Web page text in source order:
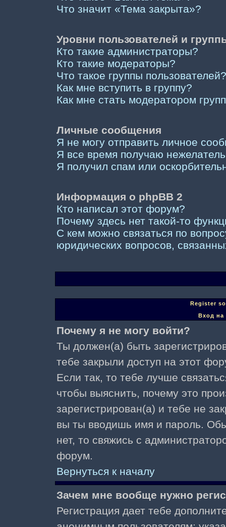
Что значит «Тема закрыта»?
Уровни пользователей и
Кто такие администраторы?
Кто такие модераторы?
Что такое группы пользователей?
Как мне вступить в группу?
Как мне стать модератором
Личные сообщения
Я не могу отправить личное
Я все время получаю
Я получил спам или
Информация о phpBB 2
Кто написал этот форум?
Почему здесь нет такой-то
С кем можно связаться по
юридических вопросов,
Register
Вход на
Почему я не могу войти?
Ты должен(а) быть
тебе закрыли доступ на этот
Если так, то тебе лучше
чтобы выяснить, почему это
зарегистрирован(а) и тебе не
вы ты вводишь имя и пароль.
нет, то свяжись с
форум.
Вернуться к началу
Зачем мне вообще нужно
Регистрация дает тебе